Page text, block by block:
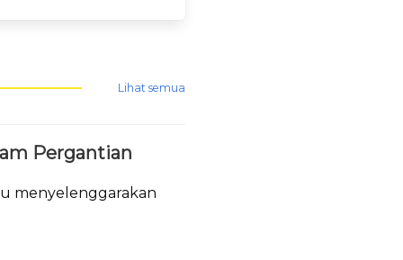
Lihat semua
Pergantian
menyelenggarakan